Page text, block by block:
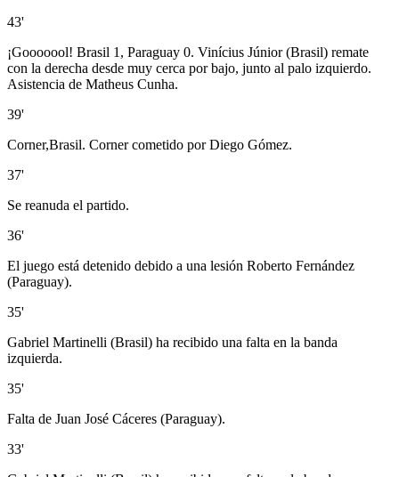
43'
¡Gooooool! Brasil 1, Paraguay 0. Vinícius Júnior (Brasil) remate
con la derecha desde muy cerca por bajo, junto al palo izquierdo.
Asistencia de Matheus Cunha.
39'
Corner,Brasil. Corner cometido por Diego Gómez.
37'
Se reanuda el partido.
36'
El juego está detenido debido a una lesión Roberto Fernández
(Paraguay).
35'
Gabriel Martinelli (Brasil) ha recibido una falta en la banda
izquierda.
35'
Falta de Juan José Cáceres (Paraguay).
33'